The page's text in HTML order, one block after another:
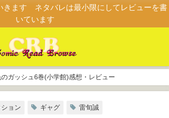
きます ネタバレは最小限にしてレビューを書
いています
のガッシュ6巻(小学館)感想・レビュー
ション ギャグ 雷旬誠